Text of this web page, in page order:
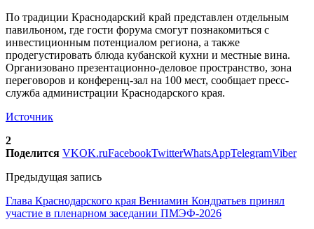
По традиции Краснодарский край представлен отдельным
павильоном, где гости форума смогут познакомиться с
инвестиционным потенциалом региона, а также
продегустировать блюда кубанской кухни и местные вина.
Организовано презентационно-деловое пространство, зона
переговоров и конференц-зал на 100 мест, сообщает пресс-
служба администрации Краснодарского края.
Источник
2
Поделится VKOK.ruFacebookTwitterWhatsAppTelegramViber
Предыдущая запись
Глава Краснодарского края Вениамин Кондратьев принял
участие в пленарном заседании ПМЭФ-2026